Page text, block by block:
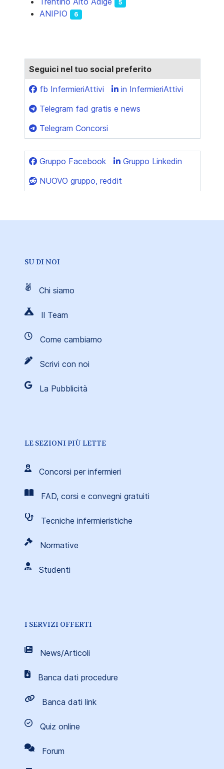
5
ANIPIO 6
Seguici nel tuo social preferito
fb InfermieriAttivi
in InfermieriAttivi
Telegram fad gratis e news
Telegram Concorsi
Gruppo Facebook
Gruppo Linkedin
NUOVO gruppo, reddit
SU DI NOI
Chi siamo
Il Team
Come cambiamo
Scrivi con noi
La Pubblicità
LE SEZIONI PIÙ LETTE
Concorsi per infermieri
FAD, corsi e convegni gratuiti
Tecniche infermieristiche
Normative
Studenti
I SERVIZI OFFERTI
News/Articoli
Banca dati procedure
Banca dati link
Quiz online
Forum